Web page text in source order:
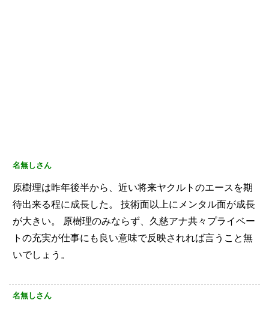
名無しさん
原樹理は昨年後半から、近い将来ヤクルトのエースを期
待出来る程に成長した。
技術面以上にメンタル面が成長
が大きい。
原樹理のみならず、久慈アナ共々プライベー
トの充実が仕事にも良い意味で反映されれば言うこと無
いでしょう。
名無しさん